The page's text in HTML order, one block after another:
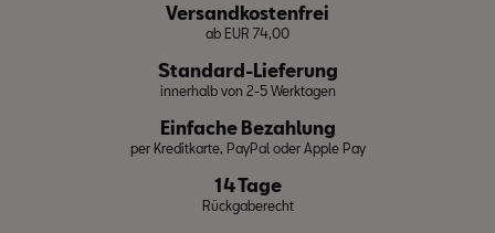
Versandkostenfrei
ab EUR 74,00
Standard-Lieferung
innerhalb von 2-5 Werktagen
Einfache Bezahlung
per Kreditkarte, PayPal oder Apple Pay
14 Tage
Rückgaberecht